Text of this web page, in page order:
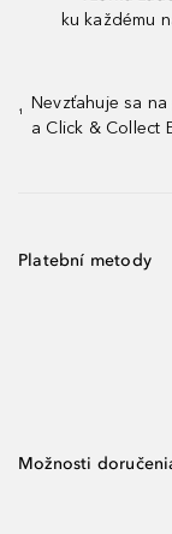
ku každému
¹
Nevzťahuje sa
a Click & Collect
Platební metody
Možnosti